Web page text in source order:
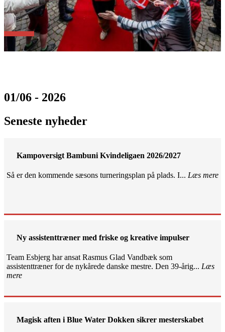
01/06 - 2026
Seneste nyheder
Kampoversigt Bambuni Kvindeligaen 2026/2027
Så er den kommende sæsons turneringsplan på plads. I... Læs mere
Ny assistenttræner med friske og kreative impulser
Team Esbjerg har ansat Rasmus Glad Vandbæk som
assistenttræner for de nykårede danske mestre. Den 39-årig... Læs
mere
Magisk aften i Blue Water Dokken sikrer mesterskabet